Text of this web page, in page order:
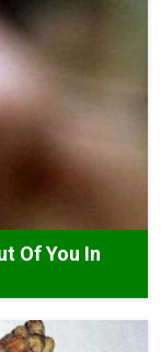
Of You In